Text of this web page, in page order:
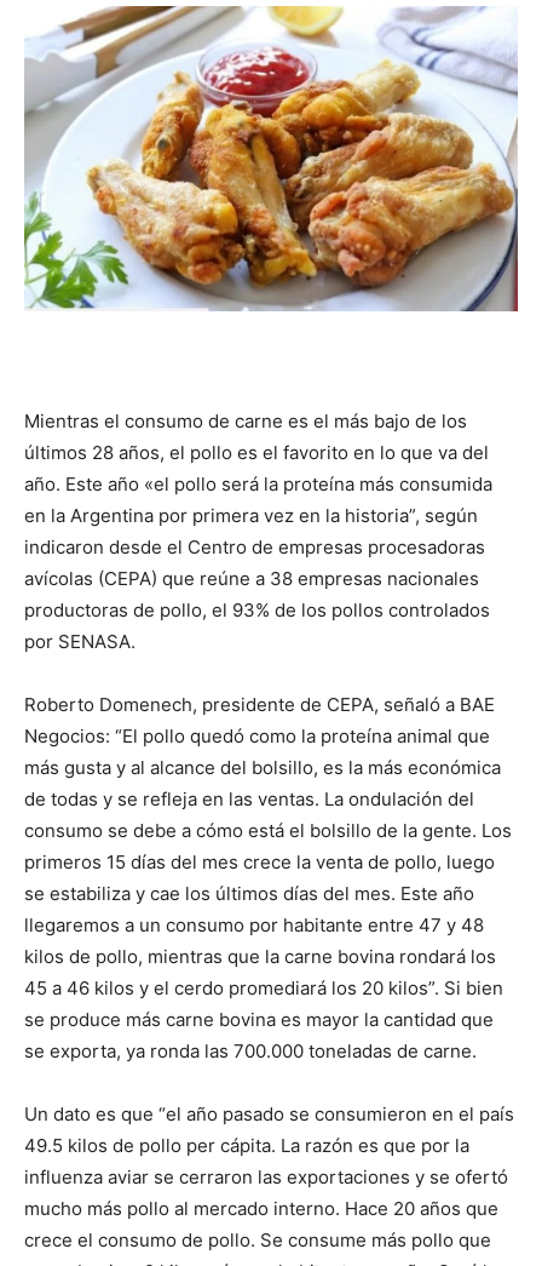
::
La
lo
se
ve…
Mientras el consumo de carne es el más bajo de los
últimos 28 años, el pollo es el favorito en lo que va del
año. Este año «el pollo será la proteína más consumida
en la Argentina por primera vez en la historia”, según
indicaron desde el Centro de empresas procesadoras
avícolas (CEPA) que reúne a 38 empresas nacionales
productoras de pollo, el 93% de los pollos controlados
por SENASA.
Roberto Domenech, presidente de CEPA, señaló a BAE
Negocios: “El pollo quedó como la proteína animal que
más gusta y al alcance del bolsillo, es la más económica
de todas y se refleja en las ventas. La ondulación del
consumo se debe a cómo está el bolsillo de la gente. Los
primeros 15 días del mes crece la venta de pollo, luego
se estabiliza y cae los últimos días del mes. Este año
llegaremos a un consumo por habitante entre 47 y 48
kilos de pollo, mientras que la carne bovina rondará los
45 a 46 kilos y el cerdo promediará los 20 kilos”. Si bien
se produce más carne bovina es mayor la cantidad que
se exporta, ya ronda las 700.000 toneladas de carne.
Un dato es que “el año pasado se consumieron en el país
49.5 kilos de pollo per cápita. La razón es que por la
influenza aviar se cerraron las exportaciones y se ofertó
mucho más pollo al mercado interno. Hace 20 años que
crece el consumo de pollo. Se consume más pollo que